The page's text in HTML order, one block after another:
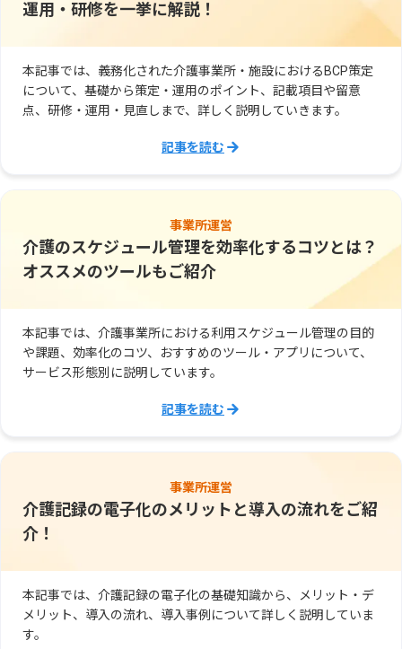
運用・研修を一挙に解説！
本記事では、義務化された介護事業所・施設におけるBCP策定
について、基礎から策定・運用のポイント、記載項目や留意
点、研修・運用・見直しまで、詳しく説明していきます。
記事を読む
事業所運営
介護のスケジュール管理を効率化するコツとは？
オススメのツールもご紹介
本記事では、介護事業所における利用スケジュール管理の目的
や課題、効率化のコツ、おすすめのツール・アプリについて、
サービス形態別に説明しています。
記事を読む
事業所運営
介護記録の電子化のメリットと導入の流れをご紹
介！
本記事では、介護記録の電子化の基礎知識から、メリット・デ
メリット、導入の流れ、導入事例について詳しく説明していま
す。